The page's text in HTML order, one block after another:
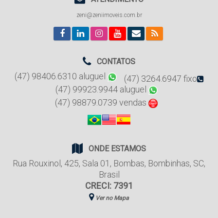
zeni@zeniimoveis.com.br
CONTATOS
(47) 98406.6310 aluguel
(47) 3264.6947 fixo
(47) 99923.9944 aluguel
(47) 98879.0739 vendas
ONDE ESTAMOS
Rua Rouxinol , 425, Sala 01 , Bombas, Bombinhas, SC,
Brasil
CRECI: 7391
Ver no Mapa